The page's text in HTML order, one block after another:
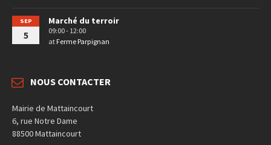
SEP
5
Marché du terroir
09:00 - 12:00
at Ferme Parpignan
NOUS CONTACTER
Mairie de Mattaincourt
6, rue Notre Dame
88500 Mattaincourt